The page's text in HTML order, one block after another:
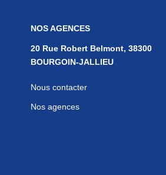
NOS AGENCES
20 Rue Robert Belmont, 38300
BOURGOIN-JALLIEU
Nous contacter
Nos agences